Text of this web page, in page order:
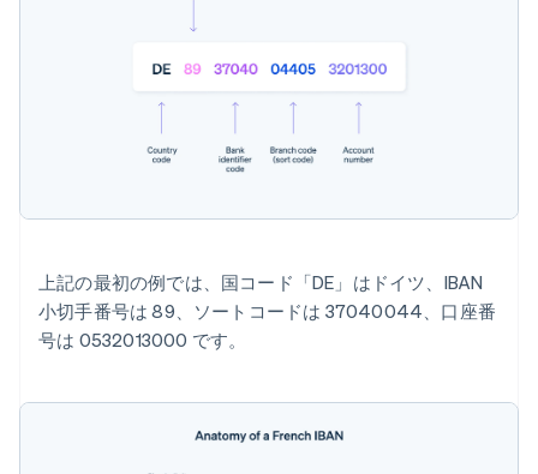
上記の最初の例では、国コード「DE」はドイツ、IBAN
小切手番号は 89、ソートコードは 37040044、口座番
号は 0532013000 です。